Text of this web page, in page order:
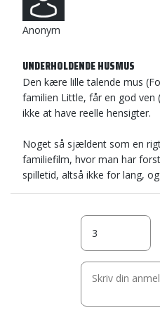
Anonym
UNDERHOLDENDE HUSMUS
Den kære lille talende mus
familien Little, får en god ven
ikke at have reelle hensigter.
Noget så sjældent som en
familiefilm, hvor man har
spilletid, altså ikke for lang,